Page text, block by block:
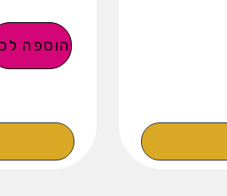
הוספה